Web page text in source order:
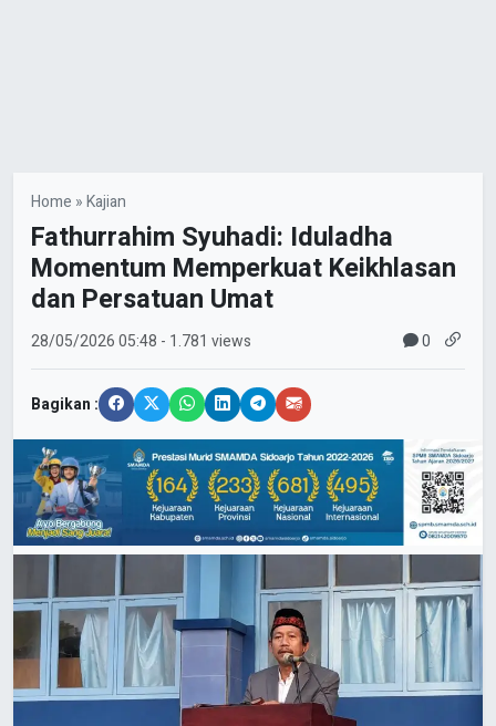
Home »Kajian
Fathurrahim Syuhadi: Iduladha
Momentum Memperkuat Keikhlasan
dan Persatuan Umat
28/05/202605:48 - 1.781 views 0
Bagikan :